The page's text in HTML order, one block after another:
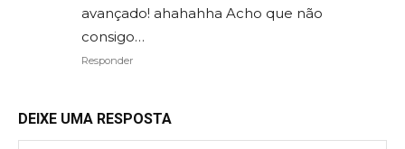
avançado! ahahahha Acho que não
consigo…
Responder
DEIXE UMA RESPOSTA